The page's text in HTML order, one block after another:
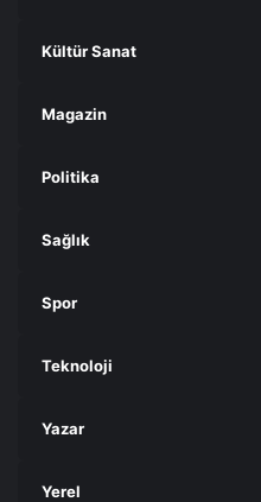
Kültür Sanat
Magazin
Politika
Sağlık
Spor
Teknoloji
Yazar
Yerel